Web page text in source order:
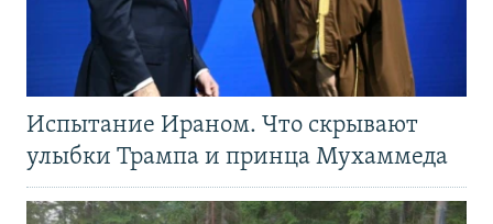
Испытание Ираном. Что скрывают
улыбки Трампа и принца Мухаммеда